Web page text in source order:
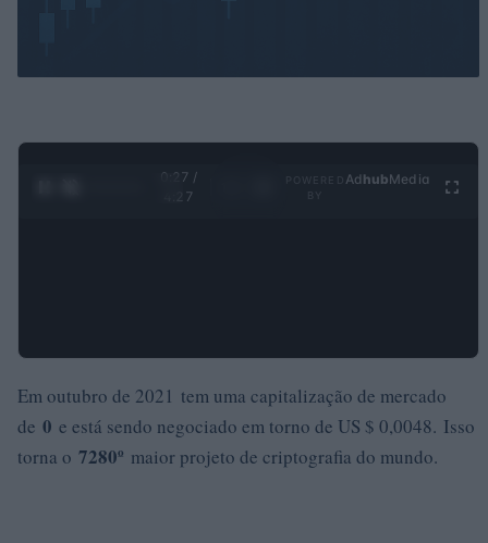
0:29 /
4:27
Ad hubMedia
Em outubro de 2021 tem uma capitalização de mercado
de 0 e está sendo negociado em torno de US $ 0,0048. Isso
torna o 7280º maior projeto de criptografia do mundo.